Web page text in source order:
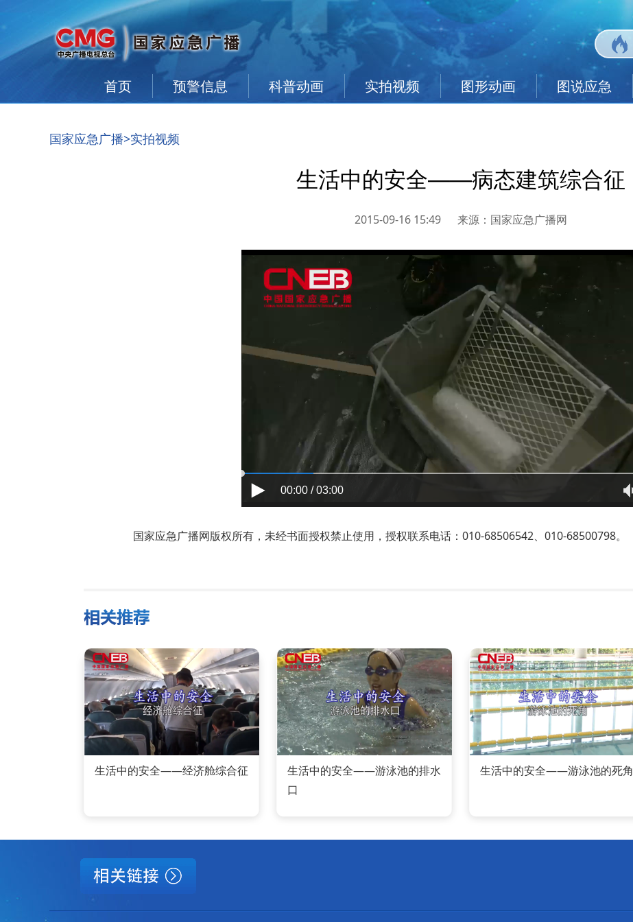
首页 预警信息 科普动画 实拍视频 图形动画 图说应急
国家应急广播>实拍视频
生活中的安全——病态建筑综合征
2015-09-16 15:49 来源： 国家应急广播网
00:00 / 03:00
国家应急广播网版权所有，未经书面授权禁止使用，授权联系电话：010-68506542、010-68500798。
生活中的安全——经济舱综合征
生活中的安全——游泳池的排水
口
生活中的安全——游泳池的死角